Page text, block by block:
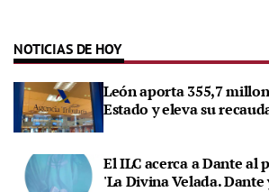
NOTICIAS DE HOY
León aporta 355,7
Estado y eleva su
El ILC acerca a Dante al
'La Divina Velada.